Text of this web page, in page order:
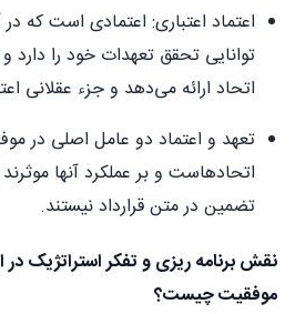
اعتماد اعتباری: اعتمادی است
توانایی تحقق تعهدات خود را دارد
اتحاد ارائه می‌دهد و جزء عقلانی
تعهد و اعتماد دو عامل اصلی در
اتحادهاست و بر عملکرد آنها
تضمین در متن قرارداد نیستند.
نقش برنامه ریزی و تفکر استراتژیک در
موفقیت چیست؟